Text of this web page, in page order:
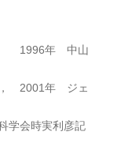
1996年 中山
2001年 ジェ
会時実利彦記